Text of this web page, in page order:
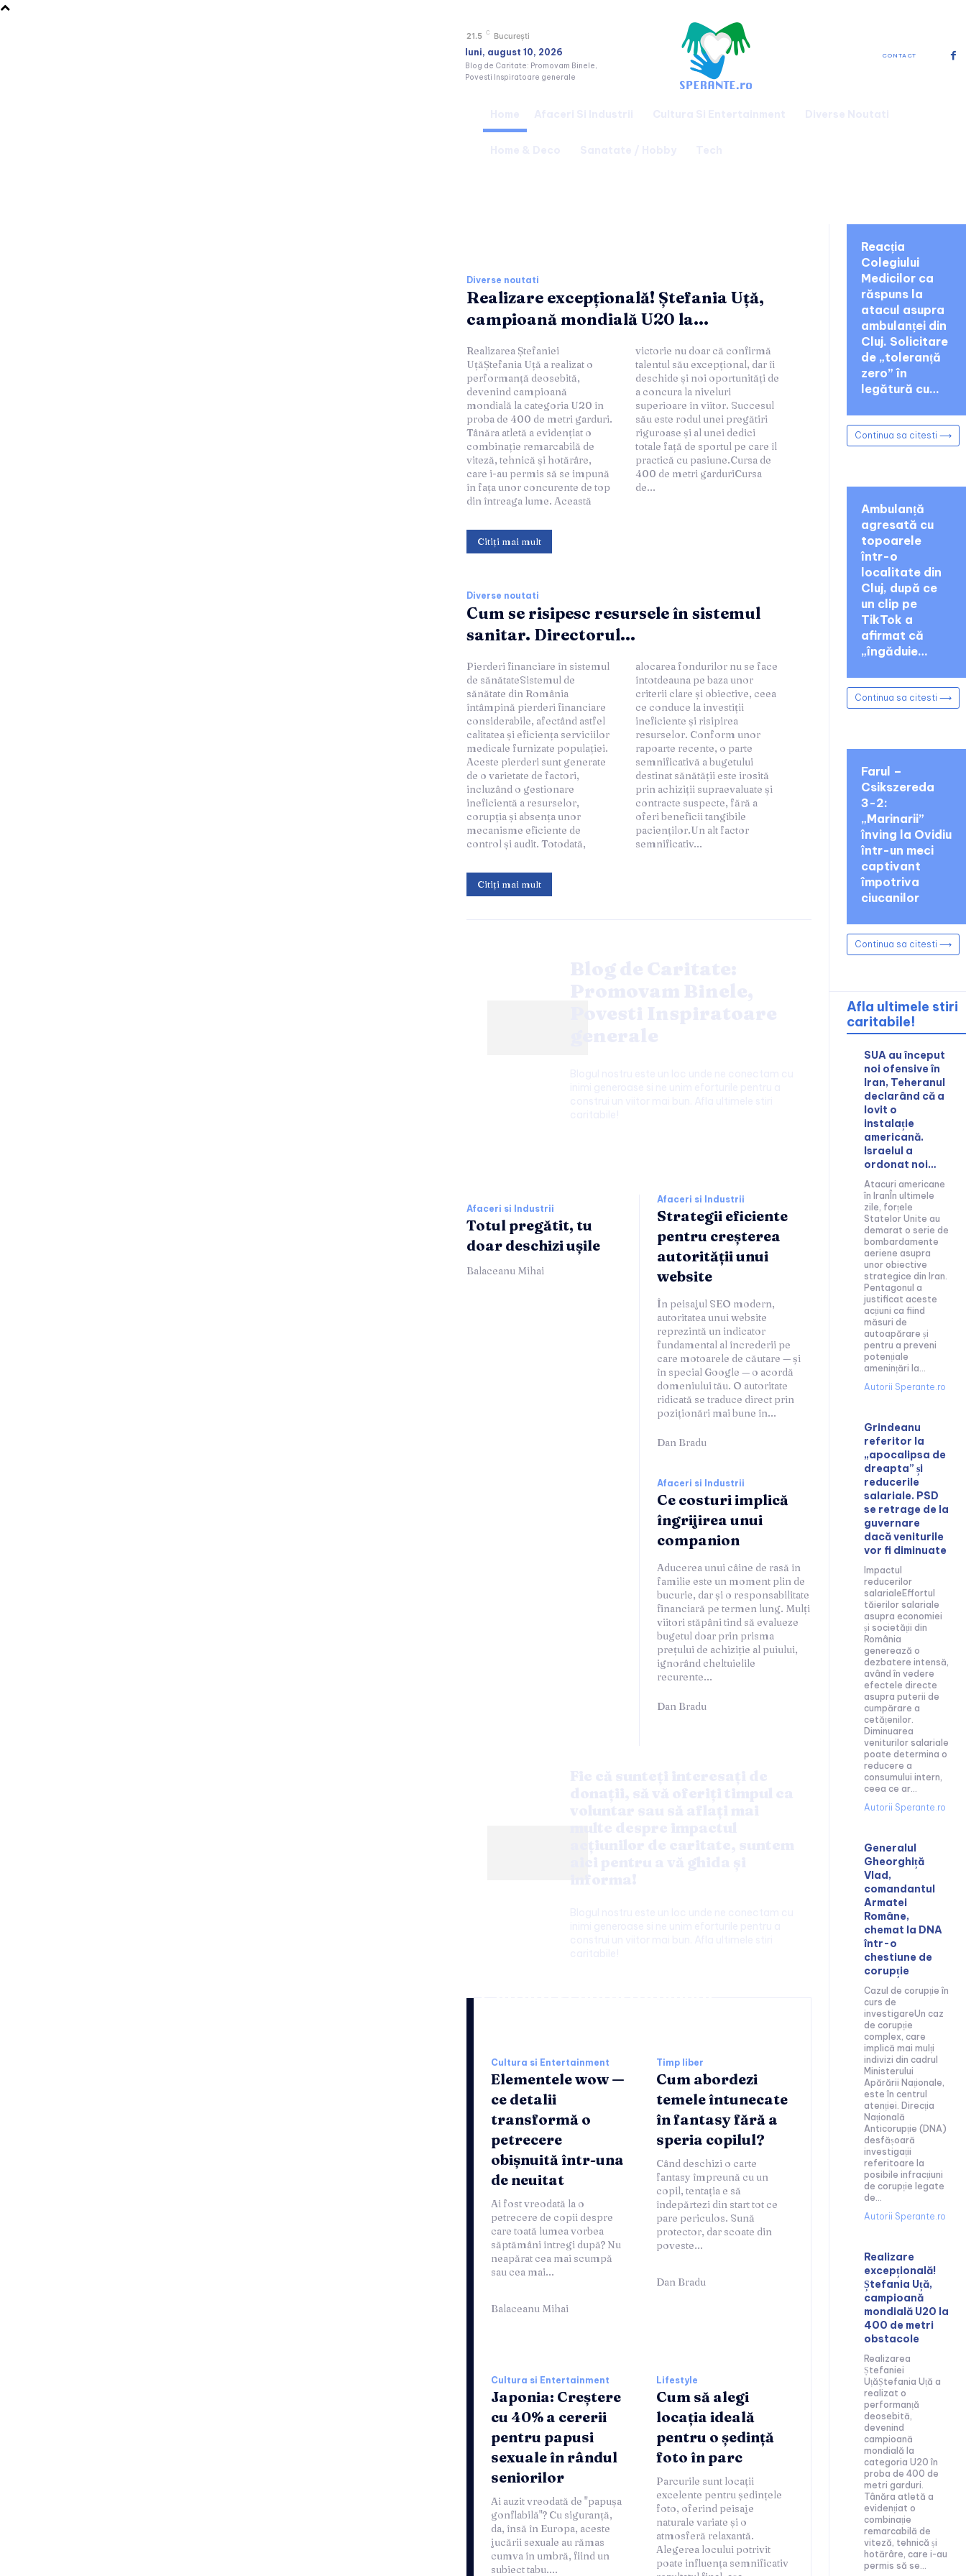
21.5 C București
luni, august 10, 2026
Blog de Caritate: Promovam Binele,
Povesti Inspiratoare generale
CONTACT
Diverse noutati
Realizare excepțională! Ștefania Uță,
campioană mondială U20 la...
Realizarea Ștefaniei
UțăȘtefania Uță a realizat o
performanță deosebită,
devenind campioană
mondială la categoria U20 în
proba de 400 de metri garduri.
Tânăra atletă a evidențiat o
combinație remarcabilă de
viteză, tehnică și hotărâre,
care i-au permis să se impună
în fața unor concurente de top
din întreaga lume. Această
victorie nu doar că confirmă
talentul său excepțional, dar îi
deschide și noi oportunități de
a concura la niveluri
superioare în viitor. Succesul
său este rodul unei pregătiri
riguroase și al unei dedici
totale față de sportul pe care îl
practică cu pasiune.Cursa de
400 de metri garduriCursa
de...
Citiți mai mult
Diverse noutati
Cum se risipesc resursele în sistemul
sanitar. Directorul...
Pierderi financiare în sistemul
de sănătateSistemul de
sănătate din România
întâmpină pierderi financiare
considerabile, afectând astfel
calitatea și eficiența serviciilor
medicale furnizate populației.
Aceste pierderi sunt generate
de o varietate de factori,
incluzând o gestionare
ineficientă a resurselor,
corupția și absența unor
mecanisme eficiente de
control și audit. Totodată,
alocarea fondurilor nu se face
întotdeauna pe baza unor
criterii clare și obiective, ceea
ce conduce la investiții
ineficiente și risipirea
resurselor. Conform unor
rapoarte recente, o parte
semnificativă a bugetului
destinat sănătății este irosită
prin achiziții supraevaluate și
contracte suspecte, fără a
oferi beneficii tangibile
pacienților.Un alt factor
semnificativ...
Citiți mai mult
Afaceri si Industrii
Totul pregătit, tu
doar deschizi ușile
Balaceanu Mihai
Afaceri si Industrii
Strategii eficiente
pentru creșterea
autorității unui
website
În peisajul SEO modern,
autoritatea unui website
reprezintă un indicator
fundamental al încrederii pe
care motoarele de căutare — și
în special Google — o acordă
domeniului tău. O autoritate
ridicată se traduce direct prin
poziționări mai bune în...
Dan Bradu
Afaceri si Industrii
Ce costuri implică
îngrijirea unui
companion
Aducerea unui câine de rasă în
familie este un moment plin de
bucurie, dar și o responsabilitate
financiară pe termen lung. Mulți
viitori stăpâni tind să evalueze
bugetul doar prin prisma
prețului de achiziție al puiului,
ignorând cheltuielile
recurente...
Dan Bradu
Cultura si Entertainment
Elementele wow —
ce detalii
transformă o
petrecere
obișnuită într-una
de neuitat
Ai fost vreodată la o
petrecere de copii despre
care toată lumea vorbea
săptămâni întregi după? Nu
neapărat cea mai scumpă
sau cea mai...
Balaceanu Mihai
Timp liber
Cum abordezi
temele întunecate
în fantasy fără a
speria copilul?
Când deschizi o carte
fantasy împreună cu un
copil, tentația e să
îndepărtezi din start tot ce
pare periculos. Sună
protector, dar scoate din
poveste...
Dan Bradu
Cultura si Entertainment
Japonia: Creștere
cu 40% a cererii
pentru papusi
sexuale în rândul
seniorilor
Ai auzit vreodată de "papușa
gonflabilă"? Cu siguranță,
da, însă în Europa, aceste
jucării sexuale au rămas
cumva în umbră, fiind un
subiect tabu....
Lifestyle
Cum să alegi
locația ideală
pentru o ședință
foto în parc
Parcurile sunt locații
excelente pentru ședințele
foto, oferind peisaje
naturale variate și o
atmosferă relaxantă.
Alegerea locului potrivit
poate influența semnificativ
Reacția
Colegiului
Medicilor ca
răspuns la
atacul asupra
ambulanței din
Cluj. Solicitare
de „toleranță
zero” în
legătură cu…
Continua sa citesti ⟶
Ambulanță
agresată cu
topoarele
într-o
localitate din
Cluj, după ce
un clip pe
TikTok a
afirmat că
„îngăduie…
Continua sa citesti ⟶
Farul –
Csikszereda
3-2:
„Marinarii”
înving la Ovidiu
într-un meci
captivant
împotriva
ciucanilor
Continua sa citesti ⟶
Afla ultimele stiri
caritabile!
SUA au început
noi ofensive în
Iran, Teheranul
declarând că a
lovit o
instalație
americană.
Israelul a
ordonat noi…
Atacuri americane
în IranÎn ultimele
zile, forțele
Statelor Unite au
demarat o serie de
bombardamente
aeriene asupra
unor obiective
strategice din Iran.
Pentagonul a
justificat aceste
acțiuni ca fiind
măsuri de
autoapărare și
pentru a preveni
potențiale
amenințări la...
Autorii Sperante.ro
Grindeanu
referitor la
„apocalipsa de
dreapta” și
reducerile
salariale. PSD
se retrage de la
guvernare
dacă veniturile
vor fi diminuate
Impactul
reducerilor
salarialeEffortul
tăierilor salariale
asupra economiei
și societății din
România
generează o
dezbatere intensă,
având în vedere
efectele directe
asupra puterii de
cumpărare a
cetățenilor.
Diminuarea
veniturilor salariale
poate determina o
reducere a
consumului intern,
ceea ce ar...
Autorii Sperante.ro
Generalul
Gheorghiță
Vlad,
comandantul
Armatei
Române,
chemat la DNA
într-o
chestiune de
corupție
Cazul de corupție în
curs de
investigareUn caz
de corupție
complex, care
implică mai mulți
indivizi din cadrul
Ministerului
Apărării Naționale,
este în centrul
atenției. Direcția
Națională
Anticorupție (DNA)
desfășoară
investigații
referitoare la
posibile infracțiuni
de corupție legate
de...
Autorii Sperante.ro
Realizare
excepțională!
Ștefania Uță,
campioană
mondială U20 la
400 de metri
obstacole
Realizarea
Ștefaniei
UțăȘtefania Uță a
realizat o
performanță
deosebită,
devenind
campioană
mondială la
categoria U20 în
proba de 400 de
metri garduri.
Tânăra atletă a
evidențiat o
combinație
remarcabilă de
viteză, tehnică și
hotărâre, care i-au
permis să se...